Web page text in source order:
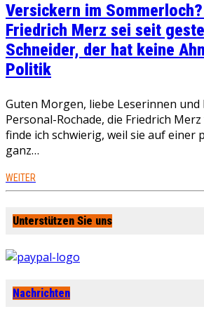
Versickern im
Friedrich Merz sei seit
Schneider, der hat keine
Politik
Guten Morgen, liebe Leserinnen und
Personal-Rochade, die Friedrich
finde ich schwierig, weil sie auf einer
ganz…
WEITER
Unterstützen Sie uns
Nachrichten